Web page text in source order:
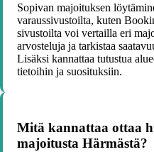
Sopivan majoituksen
varaussivustoilta, kuten
sivustoilta voi vertailla eri
arvosteluja ja tarkistaa
Lisäksi kannattaa tutustua
tietoihin ja suosituksiin.
Mitä kannattaa ottaa
majoitusta Härmästä?